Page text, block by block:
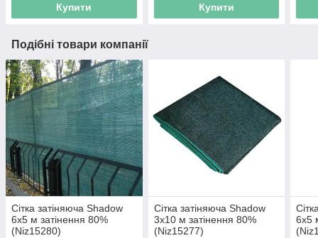
Купити Купити
Подібні товари компанії
Сітка затіняюча Shadow
6х5 м затінення 80%
(Niz15280)
Сітка затіняюча Shadow
3х10 м затінення 80%
(Niz15277)
6х5